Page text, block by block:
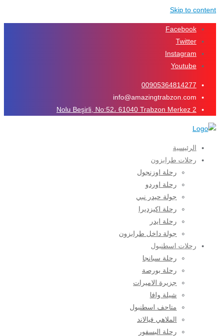
Skip to content
Facebook
Twitter
Instagram
Youtube
00905364814277
info@amazingtrabzon.com
2 Nolu Beşirli, No:52، 61040 Trabzon Merkez
الرئيسية
رحلات طرابزون
رحلة اوزنجول
رحلة اوردو
جولة حيدر نبي
رحلة اكيزديرا
رحلة ايدر
جولة داخل طرابزون
رحلات اسطنبول
رحلة سبانجا
رحلة بورصة
جزيرة الاميرات
شيلة وافا
متاحف اسطنبول
الملاهي فيالاند
رحلة البسفور